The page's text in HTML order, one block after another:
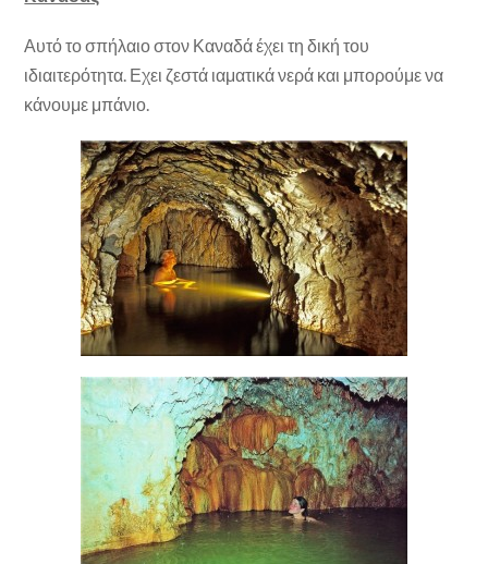
Αυτό το σπήλαιο στον Καναδά έχει τη δική του
ιδιαιτερότητα. Εχει ζεστά ιαματικά νερά και μπορούμε να
κάνουμε μπάνιο.